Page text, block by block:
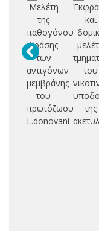
Μελέτη
της
παθογόνου
δράσης
των
αντιγόνων
μεμβράνης
του
πρωτόζωου
L.donovani
και
του
της